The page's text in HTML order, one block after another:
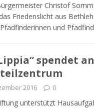
Christof
Friedenslicht aus
und
spendet an
2016 0
unterstützt